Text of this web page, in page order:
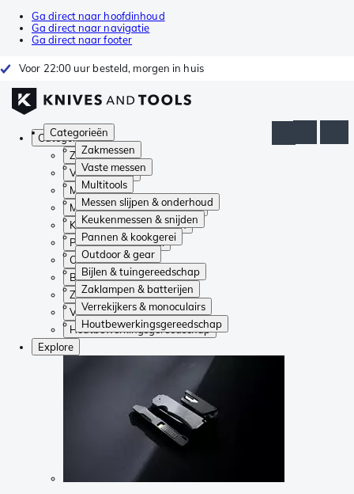
Ga direct naar hoofdinhoud
Ga direct naar navigatie
Ga direct naar footer
Voor 22:00 uur besteld, morgen in huis
Categorieën
Zakmessen
Vaste messen
Multitools
Messen slijpen & onderhoud
Keukenmessen & snijden
Pannen & kookgerei
Outdoor & gear
Bijlen & tuingereedschap
Zaklampen & batterijen
Verrekijkers & monoculairs
Houtbewerkingsgereedschap
Categorieën
Zakmessen
Vaste messen
Multitools
Messen slijpen & onderhoud
Keukenmessen & snijden
Pannen & kookgerei
Outdoor & gear
Bijlen & tuingereedschap
Zaklampen & batterijen
Verrekijkers & monoculairs
Houtbewerkingsgereedschap
Explore